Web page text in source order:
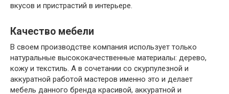
вкусов и пристрастий в интерьере.
Качество мебели
В своем производстве компания использует только
натуральные высококачественные материалы: дерево,
кожу и текстиль. А в сочетании со скурпулезной и
аккуратной работой мастеров именно это и делает
мебель данного бренда красивой, аккуратной и